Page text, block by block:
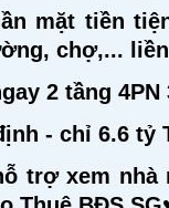
mặt tiền
chợ,...
2 tầng 4PN
- chỉ 6.6 tỷ
trợ xem